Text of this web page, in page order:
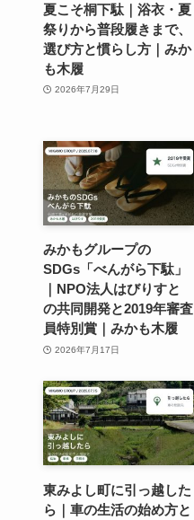
夏こそ桐下駄｜浴衣・夏
祭りから普段履きまで、
選び方と慣らし方｜みか
も木履
2026年7月29日
みかもグループの
SDGs「べんがら下駄」
｜NPO法人はびりすと
の共同開発と2019年審査
員特別賞｜みかも木履
2026年7月17日
東みよし町に引っ越した
ら｜車の生活の始め方と